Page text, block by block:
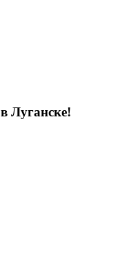
Луганске!